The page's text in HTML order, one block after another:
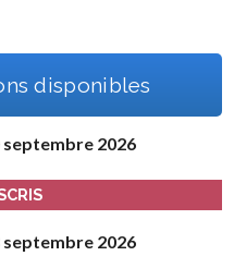
disponibles
septembre 2026
septembre 2026